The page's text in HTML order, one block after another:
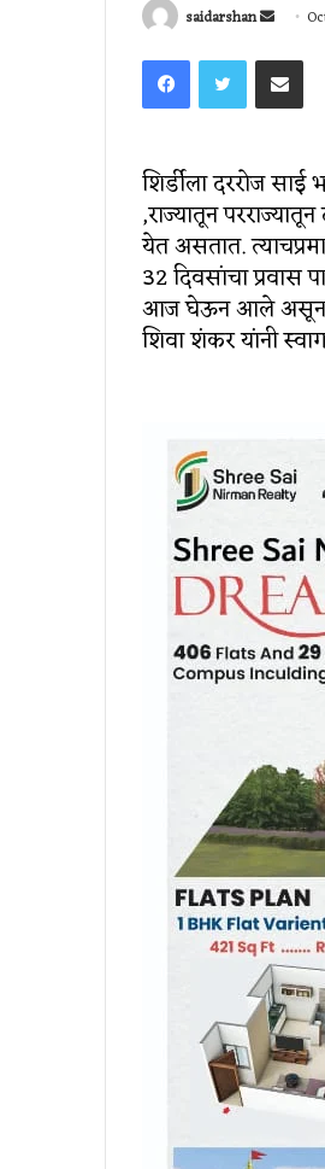
saidarshan
Send
email
FacebookTwitter Share via
शिर्डीला दररोज
,राज्यातून
येत असतात.
32 दिवसांचा
आज घेऊन आले असून
शिवा शंकर यांनी